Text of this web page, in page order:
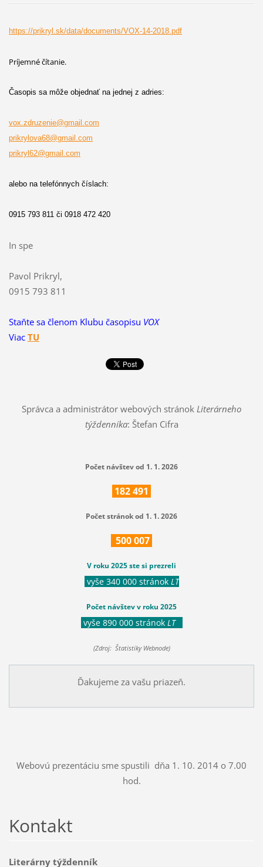
https://prikryl.sk/data/documents/VOX-14-2018.pdf
Príjemné čítanie.
Časopis sa môže objednať na jednej z adries:
vox.zdruzenie@gmail.com
prikrylova68@gmail.com
prikryl62@gmail.com
alebo na telefónnych číslach:
0915 793 811 či 0918 472 420
In spe
Pavol Prikryl,
0915 793 811
Staňte sa členom Klubu časopisu VOX
Viac TU
Správca a administrátor webových stránok Literárneho
týždenníka: Štefan Cifra
Počet návštev od 1. 1. 2026
182491
Počet stránok od 1. 1. 2026
500007
V roku 2025 ste si prezreli
vyše 340 000 stránok LT
Počet návštev v roku 2025
vyše 890 000 stránok LT
(Zdroj: Štatistiky Webnode)
Ďakujeme za vašu priazeň.
Webovú prezentáciu sme spustili dňa 1. 10. 2014 o 7.00
hod.
Kontakt
Literárny týždenník